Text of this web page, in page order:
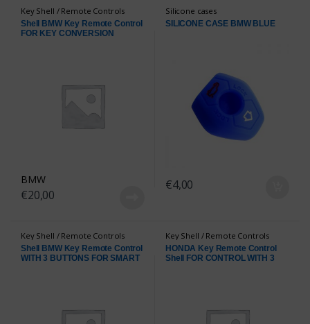
Key Shell / Remote Controls
Shell BMW Key Remote Control
FOR KEY CONVERSION
BMW
€20,00
Silicone cases
SILICONE CASE BMW BLUE
€4,00
Key Shell / Remote Controls
Shell BMW Key Remote Control
WITH 3 BUTTONS FOR SMART
Key Shell / Remote Controls
HONDA Key Remote Control
Shell FOR CONTROL WITH 3